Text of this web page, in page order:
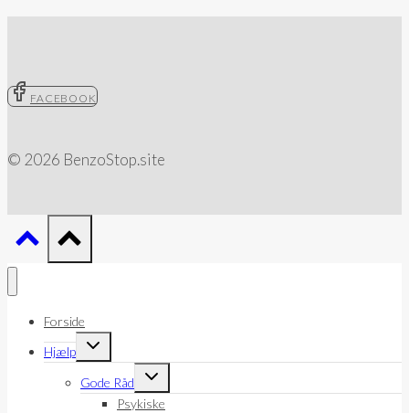
FACEBOOK
© 2026 BenzoStop.site
Forside
Hjælp
Skift
undermenu
Gode Råd
Skift
undermenu
Psykiske